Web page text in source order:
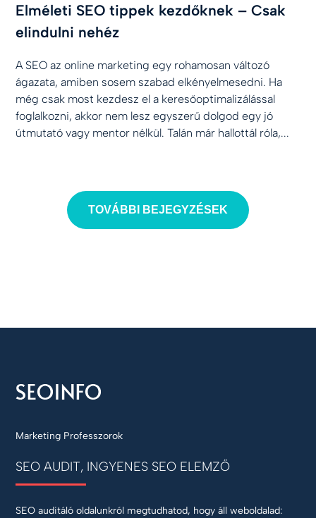
Elméleti SEO tippek kezdőknek – Csak
elindulni nehéz
A SEO az online marketing egy rohamosan változó
ágazata, amiben sosem szabad elkényelmesedni. Ha
még csak most kezdesz el a keresőoptimalizálással
foglalkozni, akkor nem lesz egyszerű dolgod egy jó
útmutató vagy mentor nélkül. Talán már hallottál róla,...
TOVÁBBI BEJEGYZÉSEK
Marketing Professzorok
SEO AUDIT, INGYENES SEO ELEMZŐ
SEO auditáló oldalunkról megtudhatod, hogy áll weboldalad: